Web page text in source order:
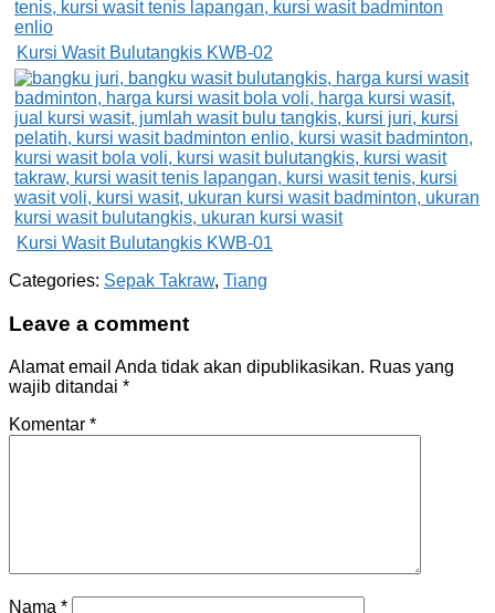
Kursi Wasit Bulutangkis KWB-02
Kursi Wasit Bulutangkis KWB-01
Categories: Sepak Takraw, Tiang
Leave a comment
Alamat email Anda tidak akan dipublikasikan. Ruas yang
wajib ditandai *
Komentar *
Nama *